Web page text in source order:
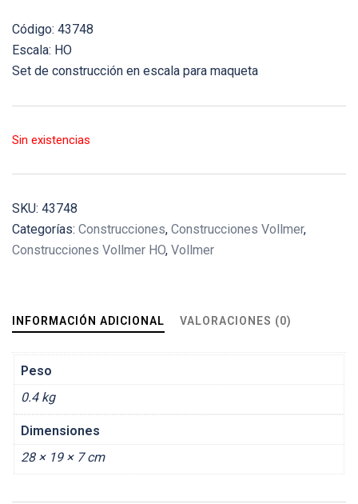
Código: 43748
Escala: HO
Set de construcción en escala para maqueta
Sin existencias
SKU: 43748
Categorías: Construcciones, Construcciones Vollmer,
Construcciones Vollmer HO, Vollmer
INFORMACIÓN ADICIONAL VALORACIONES (0)
Peso
0.4 kg
Dimensiones
28 × 19 × 7 cm